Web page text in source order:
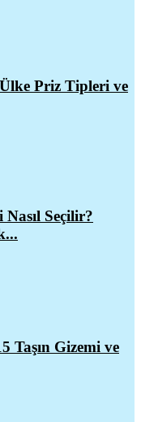
Priz Tipleri ve
Seçilir?
Taşın Gizemi ve